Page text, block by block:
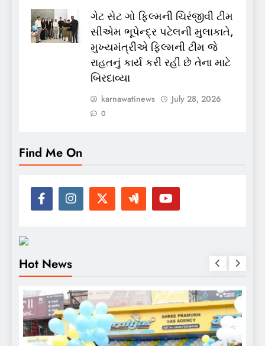
ગેટ સેટ ગો ફિલ્મની ચિરંજીવી ટીમ
સીએમ ભૂપેન્દ્ર પટેલની મુલાકાતે,
મુખ્યમંત્રીએ ફિલ્મની ટીમ જે
રાહતનું કાર્ય કરી રહી છે તેના માટે
બિરદાવ્યા
karnawatinews July 28, 2026
0
Find Me On
Hot News